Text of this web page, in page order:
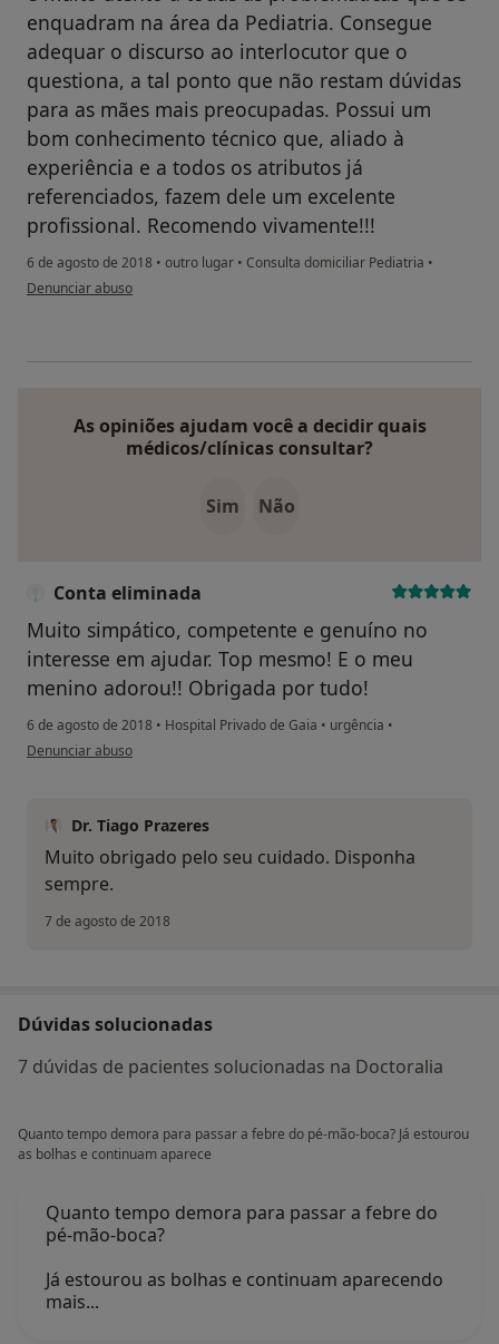
enquadram na área da Pediatria. Consegue
adequar o discurso ao interlocutor que o
questiona, a tal ponto que não restam dúvidas
para as mães mais preocupadas. Possui um
bom conhecimento técnico que, aliado à
experiência e a todos os atributos já
referenciados, fazem dele um excelente
profissional. Recomendo vivamente!!!
6 de agosto de 2018 • outro lugar • Consulta domiciliar Pediatria •
na opinião do utilizador Conta eliminada
Denunciar abuso
As opiniões ajudam você a decidir quais
médicos/clínicas consultar?
Sim Não
Conta eliminada
Muito simpático, competente e genuíno no
interesse em ajudar. Top mesmo! E o meu
menino adorou!! Obrigada por tudo!
6 de agosto de 2018 • Hospital Privado de Gaia • urgência •
na opinião do utilizador Conta eliminada
Denunciar abuso
Dr. Tiago Prazeres
Muito obrigado pelo seu cuidado. Disponha
sempre.
7 de agosto de 2018
Dúvidas solucionadas
7 dúvidas de pacientes solucionadas na Doctoralia
Quanto tempo demora para passar a febre do pé-mão-boca? Já estourou
as bolhas e continuam aparece
Quanto tempo demora para passar a febre do
pé-mão-boca?
Já estourou as bolhas e continuam aparecendo
mais...